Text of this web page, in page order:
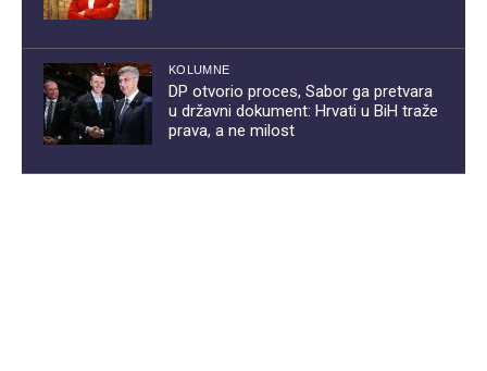
KOLUMNE
DP otvorio proces, Sabor ga pretvara
u državni dokument: Hrvati u BiH traže
prava, a ne milost